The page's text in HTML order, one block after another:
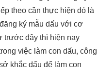
theo cần thực hiện đó là
ký mẫu dấu với cơ
trước đây thì hiện nay
việc làm con dấu, công
khắc dấu để làm con